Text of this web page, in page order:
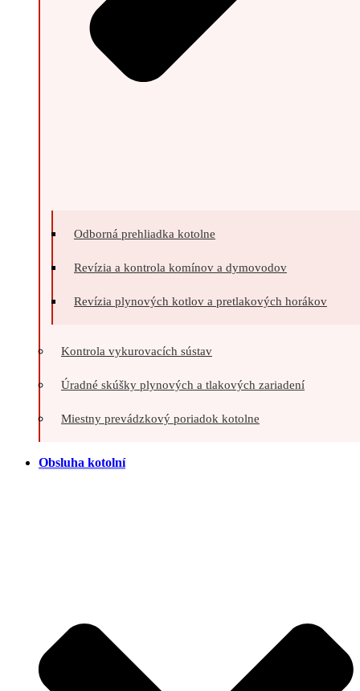
Odborná prehliadka kotolne
Revízia a kontrola komínov a dymovodov
Revízia plynových kotlov a pretlakových horákov
Kontrola vykurovacích sústav
Úradné skúšky plynových a tlakových zariadení
Miestny prevádzkový poriadok kotolne
Obsluha kotolní